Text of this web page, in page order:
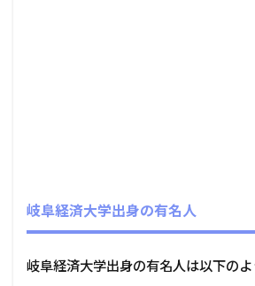
岐阜経済大学出身の有名人
岐阜経済大学出身の有名人は以下のよ